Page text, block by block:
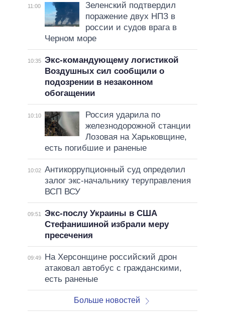
11:00
Зеленский подтвердил
поражение двух НПЗ в
россии и судов врага в
Черном море
10:35 Экс-командующему логистикой
Воздушных сил сообщили о
подозрении в незаконном
обогащении
10:10
Россия ударила по
железнодорожной станции
Лозовая на Харьковщине,
есть погибшие и раненые
10:02 Антикоррупционный суд определил
залог экс-начальнику теруправления
ВСП ВСУ
09:51
Экс-послу Украины в США
Стефанишиной избрали меру
пресечения
09:49
На Херсонщине российский дрон
атаковал автобус с гражданскими,
есть раненые
Больше новостей